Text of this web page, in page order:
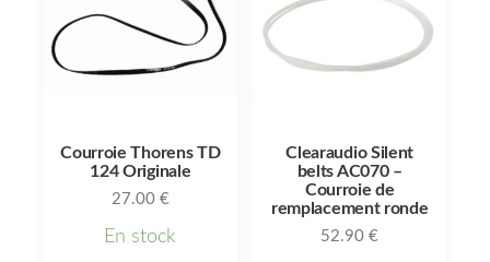
Courroie Thorens TD
124 Originale
27.00 €
En stock
Clearaudio Silent
belts AC070 –
Courroie de
remplacement ronde
52.90€